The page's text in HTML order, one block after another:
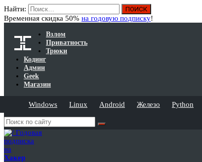
Найти:
Временная скидка 50% на годовую подписку!
Взлом
Приватность
Трюки
Кодинг
Админ
Geek
Магазин
Windows Linux Android Железо Python
Годовая
подписка
на
Хакер